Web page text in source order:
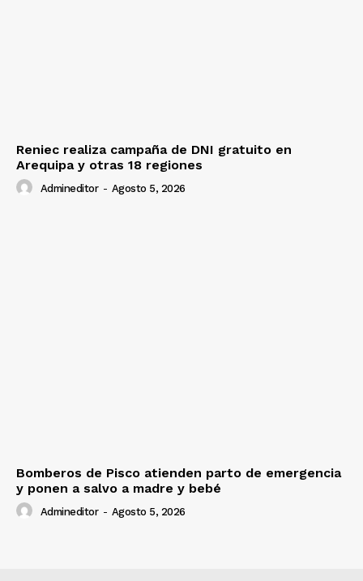
Reniec realiza campaña de DNI gratuito en
Arequipa y otras 18 regiones
Admineditor - Agosto 5, 2026
Bomberos de Pisco atienden parto de emergencia
y ponen a salvo a madre y bebé
Admineditor - Agosto 5, 2026